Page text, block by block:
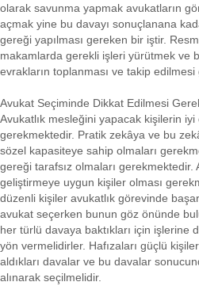
olarak savunma yapmak avukatların
açmak yine bu davayı sonuçlanana
gereği yapılması gereken bir iştir.
makamlarda gerekli işleri yürütmek ve
evrakların toplanması ve takip edilmesi
Avukat Seçiminde Dikkat Edilmesi
Avukatlık mesleğini yapacak kişilerin iyi
gerekmektedir. Pratik zekâya ve bu
sözel kapasiteye sahip olmaları
gereği tarafsız olmaları gerekmektedir.
geliştirmeye uygun kişiler olması
düzenli kişiler avukatlık görevinde
avukat seçerken bunun göz önünde
her türlü davaya baktıkları için işlerine
yön vermelidirler. Hafızaları güçlü
aldıkları davalar ve bu davalar
alınarak seçilmelidir.